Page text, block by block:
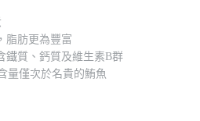
脂肪更為豐富
質、鈣質及維生素B群
量僅次於名貴的鮪魚